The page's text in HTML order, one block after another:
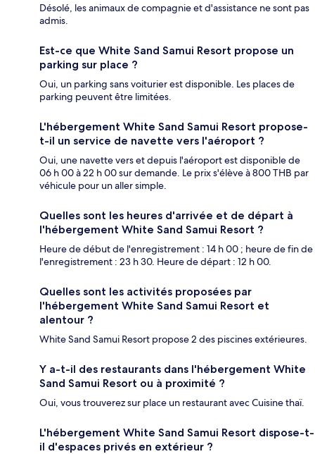
Désolé, les animaux de compagnie et d'assistance ne sont pas
admis.
Est-ce que White Sand Samui Resort propose un
parking sur place ?
Oui, un parking sans voiturier est disponible. Les places de
parking peuvent être limitées.
L'hébergement White Sand Samui Resort propose-
t-il un service de navette vers l'aéroport ?
Oui, une navette vers et depuis l'aéroport est disponible de
06 h 00 à 22 h 00 sur demande. Le prix s'élève à 800 THB par
véhicule pour un aller simple.
Quelles sont les heures d'arrivée et de départ à
l'hébergement White Sand Samui Resort ?
Heure de début de l'enregistrement : 14 h 00 ; heure de fin de
l'enregistrement : 23 h 30. Heure de départ : 12 h 00.
Quelles sont les activités proposées par
l'hébergement White Sand Samui Resort et
alentour ?
White Sand Samui Resort propose 2 des piscines extérieures.
Y a-t-il des restaurants dans l'hébergement White
Sand Samui Resort ou à proximité ?
Oui, vous trouverez sur place un restaurant avec Cuisine thaï.
L'hébergement White Sand Samui Resort dispose-t-
il d'espaces privés en extérieur ?